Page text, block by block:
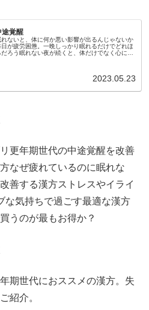
途覚醒
れないと、体に何か悪い影響が出るんじゃないか
が疲労困憊。一晩しっかり眠れるだけでどれほ
ろう眠れない夜が続くと、体だけでなく心にも
2023.05.23
更年期世代の中途覚醒を改善
なぜ疲れているのに眠れな
善する漢方ストレスやイライ
な気持ちで過ごす最適な漢方
うのが最もお得か？
期世代におススメの漢方。 失
紹介。